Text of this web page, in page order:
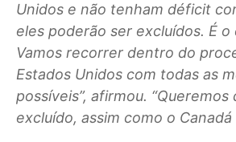
Unidos e não tenham déficit
eles poderão ser excluídos. É o
Vamos recorrer dentro do
Estados Unidos com todas as
possíveis”, afirmou. “Queremos
excluído, assim como o Canadá